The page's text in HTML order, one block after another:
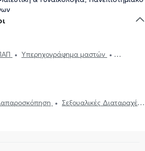
Υπερηχογράφημα μαστών
Βακτηριακή κολπίτιδα
Σεξουαλικές Διαταραχές